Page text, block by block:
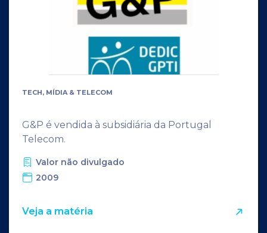
TECH, MÍDIA & TELECOM
G&P é vendida à subsidiária da Portugal
Telecom.
Valor não divulgado
2009
Veja a matéria